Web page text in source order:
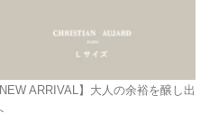
ARRIVAL】大人の余裕を醸し出